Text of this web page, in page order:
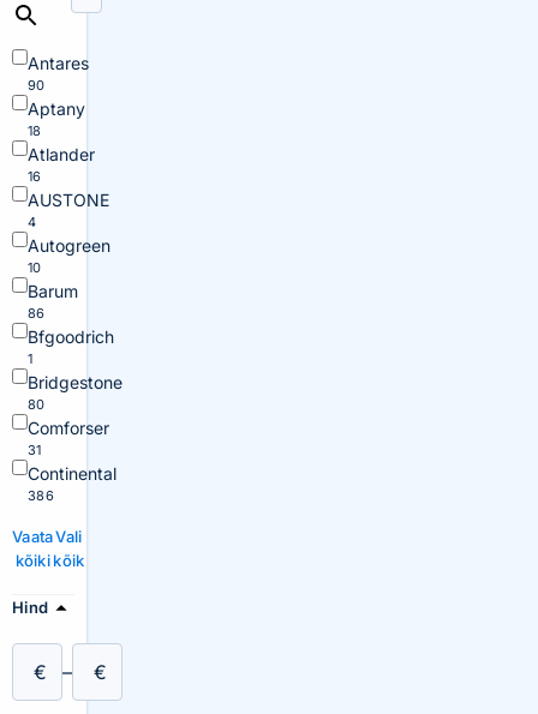
Antares
90
Aptany
18
Atlander
16
AUSTONE
4
Autogreen
10
Barum
86
Bfgoodrich
1
Bridgestone
80
Comforser
31
Continental
386
Vaata
kõiki
Vali
kõik
Hind
€ – €